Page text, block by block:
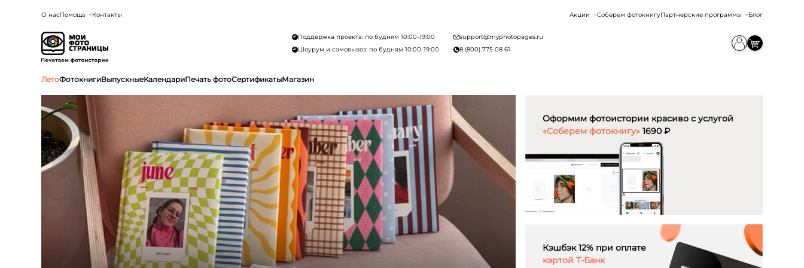
О насПомощь Контакты Акции Соберем фотокнигуПартнерские программы Блог
Поддержка проекта: по будням 10:00-19:00
Шоурум и самовывоз: по будням 10:00-19:00
support@myphotopages.ru
8 (800) 775 08 61
ЛетоФотокнигиВыпускныеКалендариПечать фотоСертификатыМагазин
Оформим фотоистории красиво с услугой
«Соберем фотокнигу» 1690 ₽
Кэшбэк 12% при оплате
картой Т-Банк